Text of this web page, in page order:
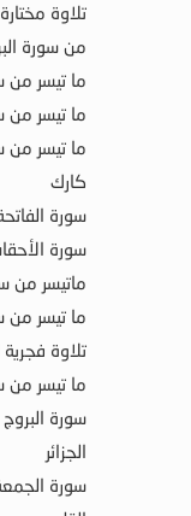
تلاوة
من سورة
ما تيسر من
ما تيسر
ما تيسر
كارك
سورة
سورة
ماتيسر من
ما تيسر من
تلاوة
ما تيسر من
سورة
الجزائر
سورة